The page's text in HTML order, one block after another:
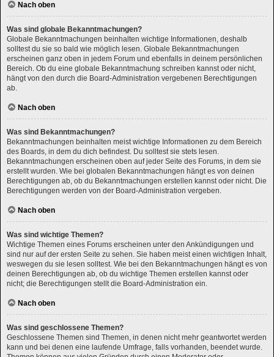
Nach oben
Was sind globale Bekanntmachungen?
Globale Bekanntmachungen beinhalten wichtige Informationen, deshalb
solltest du sie so bald wie möglich lesen. Globale Bekanntmachungen
erscheinen ganz oben in jedem Forum und ebenfalls in deinem persönlichen
Bereich. Ob du eine globale Bekanntmachung schreiben kannst oder nicht,
hängt von den durch die Board-Administration vergebenen Berechtigungen
ab.
Nach oben
Was sind Bekanntmachungen?
Bekanntmachungen beinhalten meist wichtige Informationen zu dem Bereich
des Boards, in dem du dich befindest. Du solltest sie stets lesen.
Bekanntmachungen erscheinen oben auf jeder Seite des Forums, in dem sie
erstellt wurden. Wie bei globalen Bekanntmachungen hängt es von deinen
Berechtigungen ab, ob du Bekanntmachungen erstellen kannst oder nicht. Die
Berechtigungen werden von der Board-Administration vergeben.
Nach oben
Was sind wichtige Themen?
Wichtige Themen eines Forums erscheinen unter den Ankündigungen und
sind nur auf der ersten Seite zu sehen. Sie haben meist einen wichtigen Inhalt,
weswegen du sie lesen solltest. Wie bei den Bekanntmachungen hängt es von
deinen Berechtigungen ab, ob du wichtige Themen erstellen kannst oder
nicht; die Berechtigungen stellt die Board-Administration ein.
Nach oben
Was sind geschlossene Themen?
Geschlossene Themen sind Themen, in denen nicht mehr geantwortet werden
kann und bei denen eine laufende Umfrage, falls vorhanden, beendet wurde.